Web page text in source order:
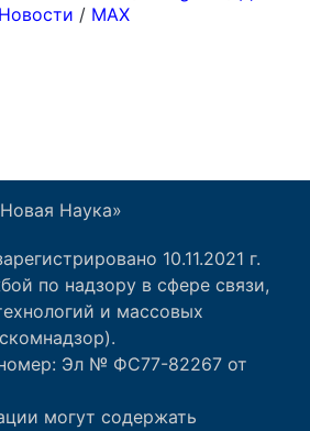
Наука»
10.11.2021 г.
по надзору в сфере связи,
и массовых
Эл № ФС77-82267 от
могут содержать